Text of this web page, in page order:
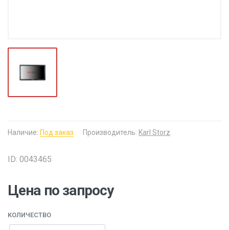
Наличие: Под заказ Производитель: Karl Storz
ID: 0043465
Цена по запросу
КОЛИЧЕСТВО